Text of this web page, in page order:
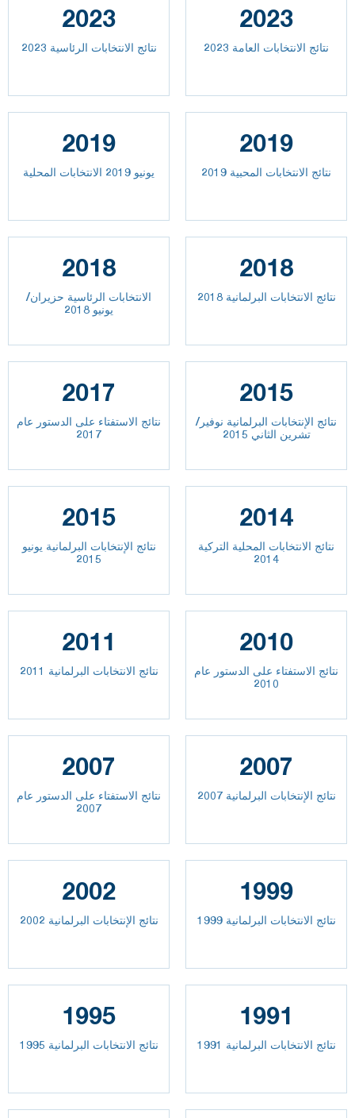
2023
نتائج الانتخابات الرئاسية 2023
2023
2023 نتائج الانتخابات العامة
2019
يونيو 2019 الانتخابات المحلية
2019
نتائج الانتخابات المحبية 2019
2018
الانتخابات الرئاسية حزيران/
يونيو 2018
2018
نتائج الانتخابات البرلمانية 2018
2017
نتائج الاستفتاء على الدستور عام
2017
2015
نتائج الإنتخابات البرلمانية نوفير/
تشرين الثاني 2015
2015
نتائج الإنتخابات البرلمانية يونيو
2015
2014
نتائج الانتخابات المحلية التركية
2014
2011
نتائج الانتخابات البرلمانية 2011
2010
نتائج الاستفتاء على الدستور عام
2010
2007
نتائج الاستفتاء على الدستور عام
2007
2007
نتائج الإنتخابات البرلمانية 2007
2002
نتائج الإنتخابات البرلمانية 2002
1999
نتائج الانتخابات البرلمانية 1999
1995
نتائج الانتخابات البرلمانية 1995
1991
نتائج الانتخابات البرلمانية 1991